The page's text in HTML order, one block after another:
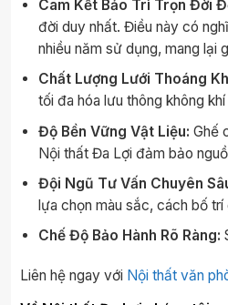
Cam Kết Bảo Trì Trọn Đời
đời duy nhất. Điều này có
nhiều năm sử dụng, mang lại
Chất Lượng Lưới Thoáng
tối đa hóa lưu thông không
Độ Bền Vững Vật Liệu: Ghế
Nội thất Đa Lợi đảm bảo
Đội Ngũ Tư Vấn Chuyên
lựa chọn màu sắc, cách bố
Chế Độ Bảo Hành Rõ Ràng:
Liên hệ ngay với Nội thất văn